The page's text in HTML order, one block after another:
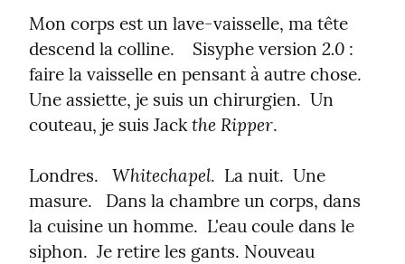
Mon corps est un lave-vaisselle, ma tête
descend la colline.    Sisyphe version 2.0 :
faire la vaisselle en pensant à autre chose.
Une assiette, je suis un chirurgien.  Un
couteau, je suis Jack the Ripper.
Londres. Whitechapel.  La nuit.  Une
masure.   Dans la chambre un corps, dans
la cuisine un homme.  L'eau coule dans le
siphon.  Je retire les gants. Nouveau